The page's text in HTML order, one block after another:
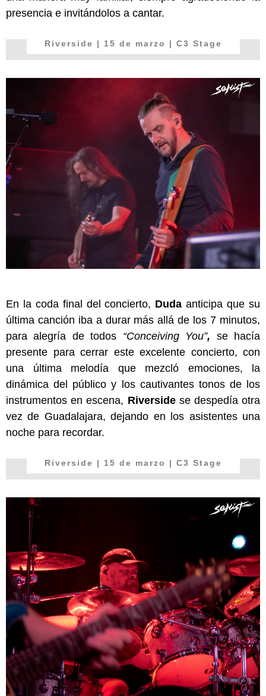
presencia e invitándolos a cantar.
Riverside | 15 de marzo | C3 Stage
En la coda final del concierto, Duda anticipa que su
última canción iba a durar más allá de los 7 minutos,
para alegría de todos “Conceiving You”, se hacía
presente para cerrar este excelente concierto, con
una última melodía que mezcló emociones, la
dinámica del público y los cautivantes tonos de los
instrumentos en escena, Riversidese despedía otra
vez de Guadalajara, dejando en los asistentes una
noche para recordar.
Riverside | 15 de marzo | C3 Stage